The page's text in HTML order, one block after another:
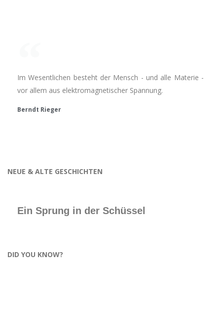
Im Wesentlichen besteht der Mensch - und alle Materie -
vor allem aus elektromagnetischer Spannung.
Berndt Rieger
NEUE & ALTE GESCHICHTEN
Ein Sprung in der Schüssel
DID YOU KNOW?